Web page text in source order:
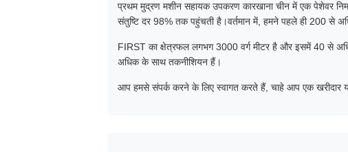
प्रथम मुद्रण मशीन सहायक उपकरण कारखाना चीन में एक पेशेवर
संतुष्टि दर 98% तक पहुंचती है।वर्तमान में, हमने पहले ही 200 से
FIRST का क्षेत्रफल लगभग 3000 वर्ग मीटर है और इसमें 40 से
अधिक के साथ तकनीशियन हैं।
आप हमसे संपर्क करने के लिए स्वागत करते हैं, चाहे आप एक खरीदार या